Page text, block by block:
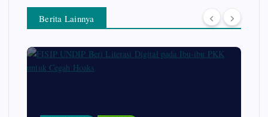
Berita Lainnya